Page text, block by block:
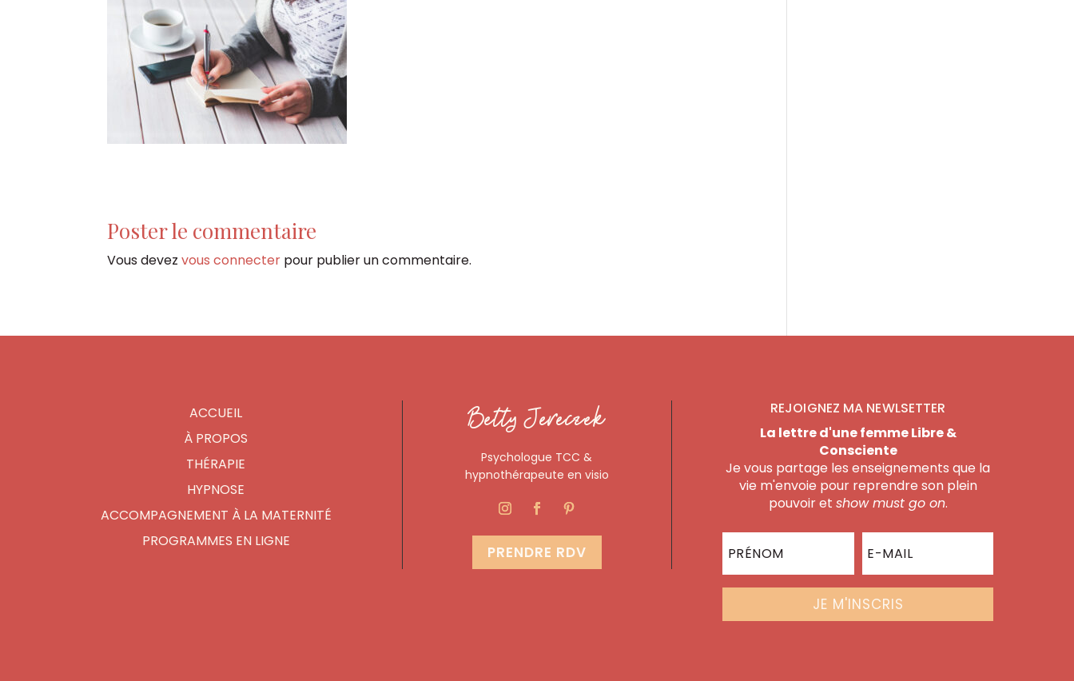
Poster le commentaire
Vous devezvous connecter pour publier un commentaire.
ACCUEIL
À PROPOS
THÉRAPIE
HYPNOSE
ACCOMPAGNEMENT À LA MATERNITÉ
PROGRAMMES EN LIGNE
Betty Jereczek
Psychologue TCC &
hypnothérapeute en visio
PRENDRE RDV
REJOIGNEZ MA NEWLSETTER
La lettre d'une femme Libre &
Consciente
Je vous partage les enseignements que la
vie m'envoie pour reprendre son plein
pouvoir et show must go on.
JE M'INSCRIS